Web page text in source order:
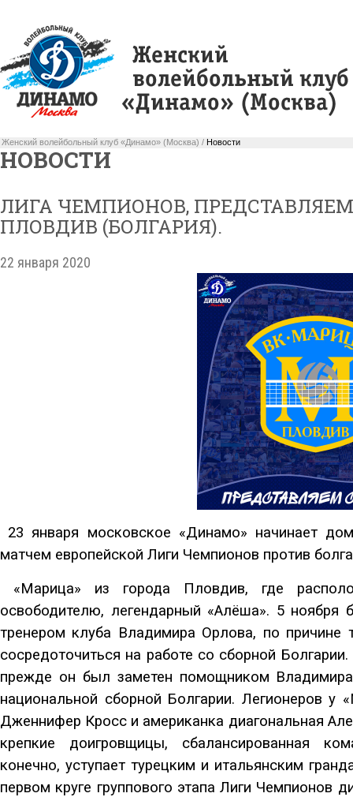
Женский волейбольный клуб «Динамо» (Москва) / Новости
НОВОСТИ
ЛИГА ЧЕМПИОНОВ,
ПЛОВДИВ (БОЛГАРИЯ).
22 января 2020
23 января московское «Динамо» начинает
матчем европейской Лиги Чемпионов против
«Марица» из города Пловдив, где
освободителю, легендарный «Алёша». 5
тренером клуба Владимира Орлова, по причине
сосредоточиться на работе со сборной
прежде он был заметен помощником
национальной сборной Болгарии. Легионеров у
Дженнифер Кросс и американка диагональная
крепкие доигровщицы, сбалансированная
конечно, уступает турецким и итальянским
первом круге группового этапа Лиги Чемпионов